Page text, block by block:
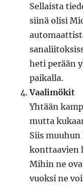
Sellaista
siinä olisi
heti perään
paikalla.
Vaalimökit
Yhtään
mutta
Siis
konttaavien
Mihin ne
vuoksi ne